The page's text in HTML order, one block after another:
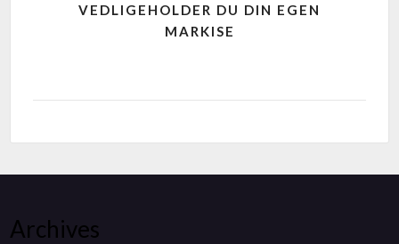
VEDLIGEHOLDER DU DIN EGEN
MARKISE
Archives